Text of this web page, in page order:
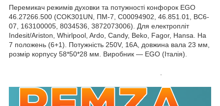
Перемикач режимів духовки та потужності конфорок EGO
46.27266.500 (COK301UN, ПМ-7, C00094902, 46.851.01, ВС6-
07, 163100005, 8034536, 3872073006). Для електропліт
Indesit/Ariston, Whirlpool, Ardo, Candy, Beko, Fagor, Hansa. На
7 положень (6+1). Потужність 250V, 16A, довжина вала 23 мм,
розмір корпусу 58*50*28 мм. Виробник — EGO (Італія).
.